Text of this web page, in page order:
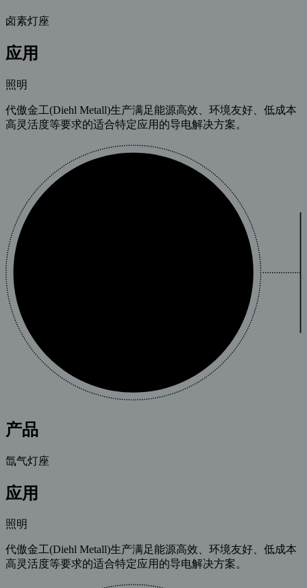
卤素灯座
应用
照明
代傲金工(Diehl Metall)生产满足能源高效、环境友好、低成本
高灵活度等要求的适合特定应用的导电解决方案。
产品
氙气灯座
应用
照明
代傲金工(Diehl Metall)生产满足能源高效、环境友好、低成本
高灵活度等要求的适合特定应用的导电解决方案。